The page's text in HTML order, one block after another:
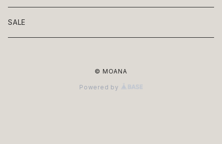
アロハ
ワンピース
リード・首輪
アート
SALE
© MOANA
Powered by